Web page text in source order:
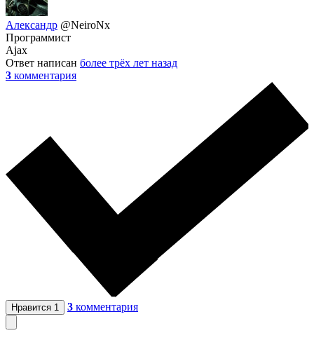
Александр @NeiroNx
Программист
Ajax
Ответ написан более трёх лет назад
3 комментария
Нравится 1 3 комментария